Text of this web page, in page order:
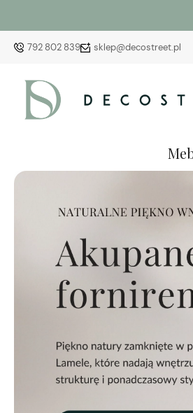
792 802 839 sklep@decostreet.pl